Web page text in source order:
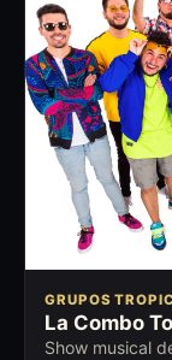
GRUPOS
La Combo
Show musical